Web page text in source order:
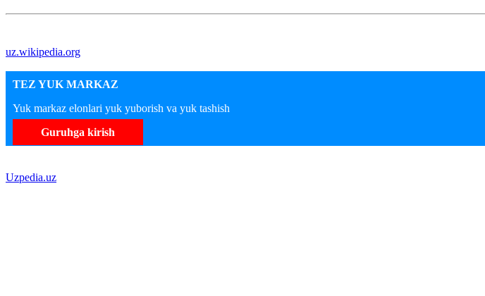
uz.wikipedia.org
TEZ YUK MARKAZ
Yuk markaz elonlari yuk yuborish va yuk tashish
Guruhga kirish
Uzpedia.uz